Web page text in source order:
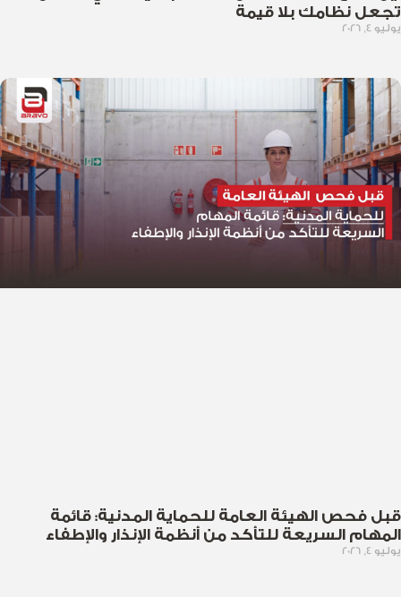
تجعل نظامك بلا قيمة
يوليو 4, 2026
قبل فحص الهيئة العامة للحماية المدنية: قائمة
المهام السريعة للتأكد من أنظمة الإنذار والإطفاء
يوليو 4, 2026